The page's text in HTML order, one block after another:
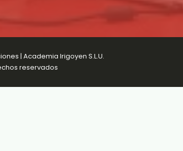
| Academia Irigoyen S.L.U.
reservados